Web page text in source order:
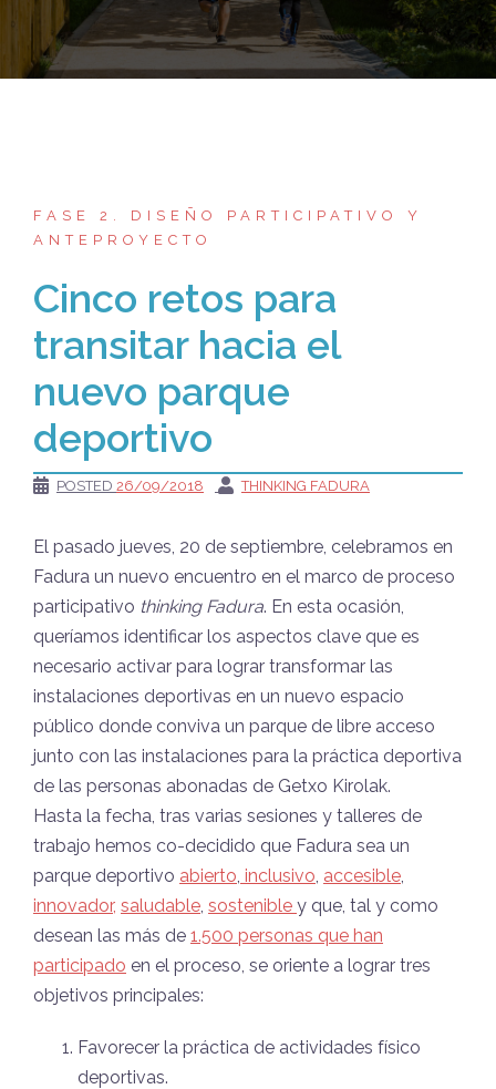
FASE 2. DISEÑO PARTICIPATIVO Y
ANTEPROYECTO
Cinco retos para
transitar hacia el
nuevo parque
deportivo
POSTED 26/09/2018 THINKING FADURA
El pasado jueves, 20 de septiembre, celebramos en
Fadura un nuevo encuentro en el marco de proceso
participativo thinking Fadura. En esta ocasión,
queríamos identificar los aspectos clave que es
necesario activar para lograr transformar las
instalaciones deportivas en un nuevo espacio
público donde conviva un parque de libre acceso
junto con las instalaciones para la práctica deportiva
de las personas abonadas de Getxo Kirolak.
Hasta la fecha, tras varias sesiones y talleres de
trabajo hemos co-decidido que Fadura sea un
parque deportivo abierto, inclusivo, accesible,
innovador, saludable, sostenible y que, tal y como
desean las más de 1.500 personas que han
participado en el proceso, se oriente a lograr tres
objetivos principales:
Favorecer la práctica de actividades físico
deportivas.